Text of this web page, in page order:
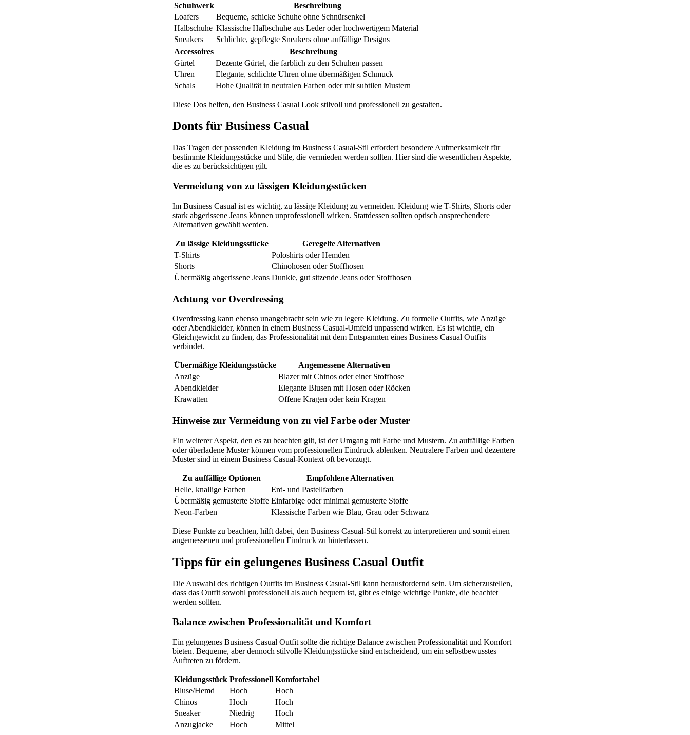
Schuhwerk
Beschreibung
Loafers
Bequeme, schicke Schuhe ohne Schnürsenkel
Halbschuhe Klassische Halbschuhe aus Leder oder hochwertigem Material
Sneakers
Schlichte, gepflegte Sneakers ohne auffällige Designs
Accessoires
Beschreibung
Gürtel
Dezente Gürtel, die farblich zu den Schuhen passen
Uhren
Elegante, schlichte Uhren ohne übermäßigen Schmuck
Schals
Hohe Qualität in neutralen Farben oder mit subtilen Mustern
Diese Dos helfen, den Business Casual Look stilvoll und professionell zu gestalten.
Donts für Business Casual
Das Tragen der passenden Kleidung im Business Casual-Stil erfordert besondere Aufmerksamkeit für
bestimmte Kleidungsstücke und Stile, die vermieden werden sollten. Hier sind die wesentlichen Aspekte,
die es zu berücksichtigen gilt.
Vermeidung von zu lässigen Kleidungsstücken
Im Business Casual ist es wichtig, zu lässige Kleidung zu vermeiden. Kleidung wie T-Shirts, Shorts oder
stark abgerissene Jeans können unprofessionell wirken. Stattdessen sollten optisch ansprechendere
Alternativen gewählt werden.
Zu lässige Kleidungsstücke
Geregelte Alternativen
T-Shirts
Poloshirts oder Hemden
Shorts
Chinohosen oder Stoffhosen
Übermäßig abgerissene Jeans Dunkle, gut sitzende Jeans oder Stoffhosen
Achtung vor Overdressing
Overdressing kann ebenso unangebracht sein wie zu legere Kleidung. Zu formelle Outfits, wie Anzüge
oder Abendkleider, können in einem Business Casual-Umfeld unpassend wirken. Es ist wichtig, ein
Gleichgewicht zu finden, das Professionalität mit dem Entspannten eines Business Casual Outfits
verbindet.
Übermäßige Kleidungsstücke
Angemessene Alternativen
Anzüge
Blazer mit Chinos oder einer Stoffhose
Abendkleider
Elegante Blusen mit Hosen oder Röcken
Krawatten
Offene Kragen oder kein Kragen
Hinweise zur Vermeidung von zu viel Farbe oder Muster
Ein weiterer Aspekt, den es zu beachten gilt, ist der Umgang mit Farbe und Mustern. Zu auffällige Farben
oder überladene Muster können vom professionellen Eindruck ablenken. Neutralere Farben und dezentere
Muster sind in einem Business Casual-Kontext oft bevorzugt.
Zu auffällige Optionen
Empfohlene Alternativen
Helle, knallige Farben
Erd- und Pastellfarben
Übermäßig gemusterte Stoffe Einfarbige oder minimal gemusterte Stoffe
Neon-Farben
Klassische Farben wie Blau, Grau oder Schwarz
Diese Punkte zu beachten, hilft dabei, den Business Casual-Stil korrekt zu interpretieren und somit einen
angemessenen und professionellen Eindruck zu hinterlassen.
Tipps für ein gelungenes Business Casual Outfit
Die Auswahl des richtigen Outfits im Business Casual-Stil kann herausfordernd sein. Um sicherzustellen,
dass das Outfit sowohl professionell als auch bequem ist, gibt es einige wichtige Punkte, die beachtet
werden sollten.
Balance zwischen Professionalität und Komfort
Ein gelungenes Business Casual Outfit sollte die richtige Balance zwischen Professionalität und Komfort
bieten. Bequeme, aber dennoch stilvolle Kleidungsstücke sind entscheidend, um ein selbstbewusstes
Auftreten zu fördern.
Kleidungsstück Professionell Komfortabel
Bluse/Hemd
Hoch
Hoch
Chinos
Hoch
Hoch
Sneaker
Niedrig
Hoch
Anzugjacke
Hoch Mittel